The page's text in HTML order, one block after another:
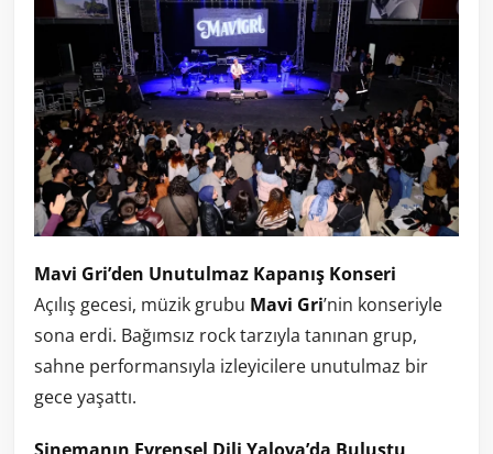
Mavi Gri’den Unutulmaz Kapanış Konseri
Açılış gecesi, müzik grubu Mavi Gri’nin konseriyle
sona erdi. Bağımsız rock tarzıyla tanınan grup,
sahne performansıyla izleyicilere unutulmaz bir
gece yaşattı.